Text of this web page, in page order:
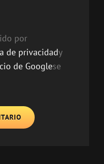
por
de privacidady
de Googlese